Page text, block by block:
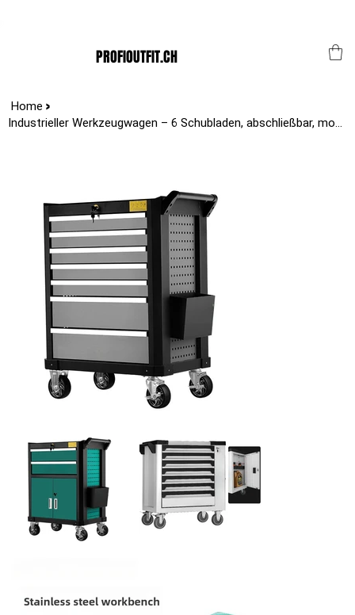
PROFIOUTFIT.CH
Home >
Industrieller Werkzeugwagen – 6 Schubladen, abschließbar, mobiler Werkzeugschra